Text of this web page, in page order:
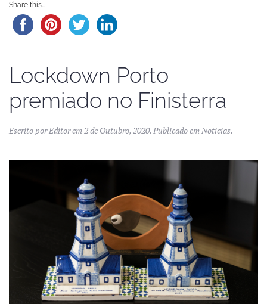
Share this...
Lockdown Porto
premiado no Finisterra
Escrito porEditorem2 de Outubro, 2020. Publicado emNoticias.